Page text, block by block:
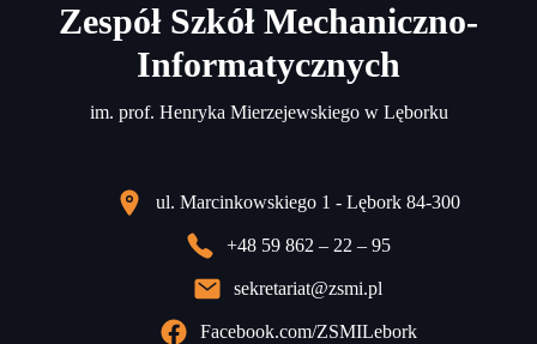
Zespół Szkół Mechaniczno-
Informatycznych
im. prof. Henryka Mierzejewskiego w Lęborku
ul. Marcinkowskiego 1 - Lębork 84-300
+48 59 862 – 22 – 95
sekretariat@zsmi.pl
Facebook.com/ZSMILebork